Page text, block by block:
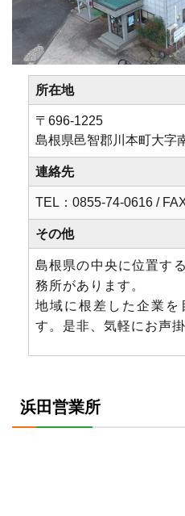
所在地
〒696-1225
島根県⾢智郡川本町大字
連絡先
TEL：0855-74-0616 /
その他
島根県の中央に位置す
務所があります。
地域に根差した企業を
す。是非、気軽にお声掛
浜田営業所